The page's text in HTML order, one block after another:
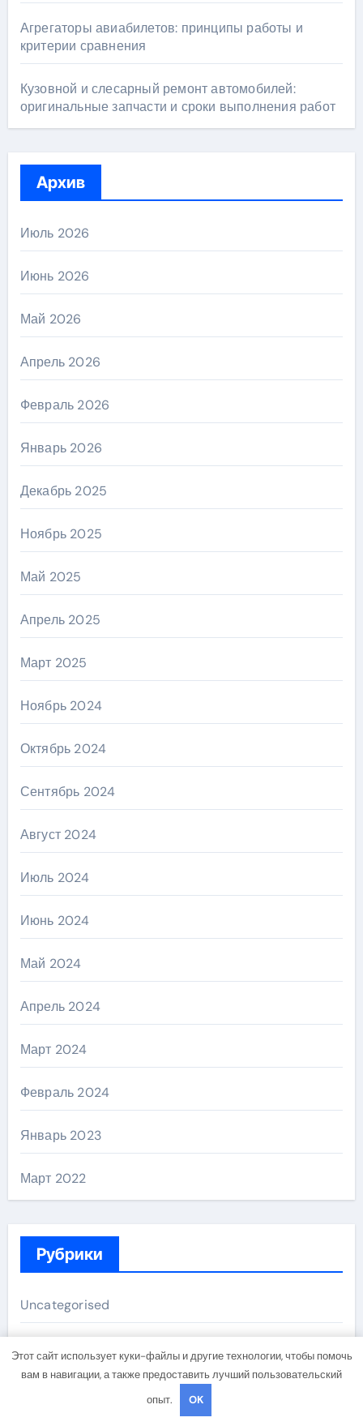
Агрегаторы авиабилетов: принципы работы и
критерии сравнения
Кузовной и слесарный ремонт автомобилей:
оригинальные запчасти и сроки выполнения работ
Архив
Июль 2026
Июнь 2026
Май 2026
Апрель 2026
Февраль 2026
Январь 2026
Декабрь 2025
Ноябрь 2025
Май 2025
Апрель 2025
Март 2025
Ноябрь 2024
Октябрь 2024
Сентябрь 2024
Август 2024
Июль 2024
Июнь 2024
Май 2024
Апрель 2024
Март 2024
Февраль 2024
Январь 2023
Март 2022
Рубрики
Uncategorised
Куда поехать
Этот сайт использует куки-файлы и другие технологии, чтобы помочь
вам в навигации, а также предоставить лучший пользовательский
опыт.
OK